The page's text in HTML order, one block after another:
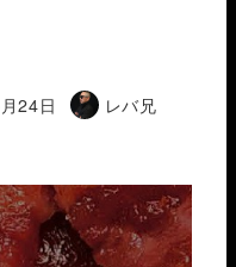
24日
著
レバ兄